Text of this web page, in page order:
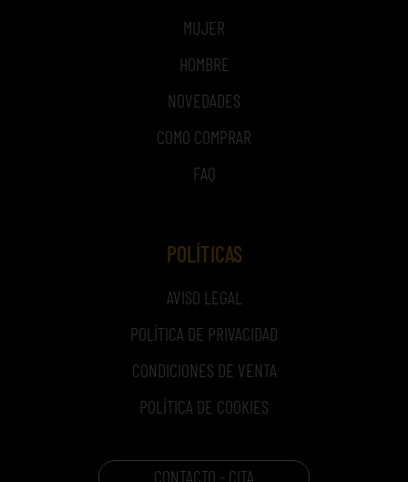
MUJER
HOMBRE
NOVEDADES
COMO COMPRAR
FAQ
POLÍTICAS
AVISO LEGAL
POLÍTICA DE PRIVACIDAD
CONDICIONES DE VENTA
POLÍTICA DE COOKIES
CONTACTO - CITA